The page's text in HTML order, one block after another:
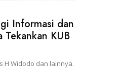
Informasi dan
KUB
H Widodo dan lainnya.